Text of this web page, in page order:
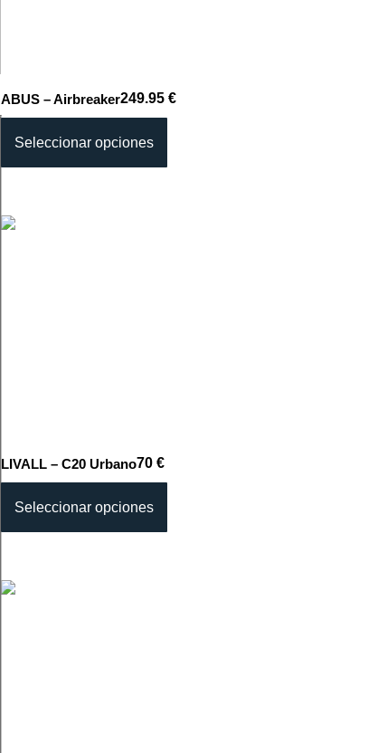
ABUS – Airbreaker249.95 €
Seleccionar opciones
LIVALL – C20 Urbano70 €
Seleccionar opciones